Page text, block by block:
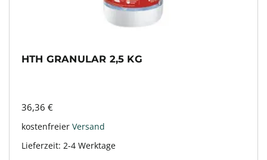
HTH GRANULAR 2,5 KG
36,36 €
kostenfreier Versand
Lieferzeit: 2-4 Werktage